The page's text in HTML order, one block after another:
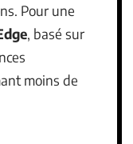
Pour une
, basé sur
moins de